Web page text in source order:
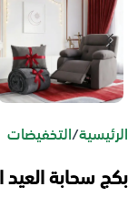
الرئيسية/التخفيضات
بكج سحابة